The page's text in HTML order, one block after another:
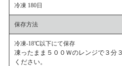
冷凍 180日
保存方法
冷凍-18℃以下にて保存
凍ったまま５００Ｗのレンジで３分
ください。